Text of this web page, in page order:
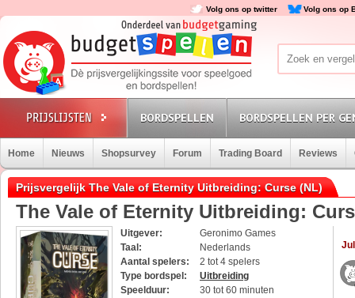
Volg ons op twitter Volg ons op
BORDSPELLEN BORDSPELLEN PER
Home Nieuws Shopsurvey Forum Trading Board Reviews
Prijsvergelijk The Vale of Eternity Uitbreiding: Curse (NL)
The Vale of Eternity Uitbreiding:
Uitgever:
Geronimo Games
Taal:
Nederlands
Aantal spelers:
2 tot 4 spelers
Type bordspel:
Uitbreiding
Speelduur:
30 tot 60 minuten